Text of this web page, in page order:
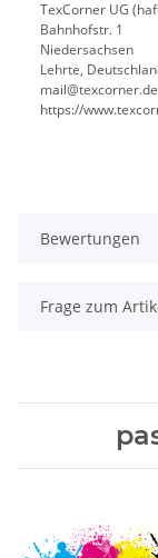
TexCorner UG
Bahnhofstr. 1
Niedersachsen
Lehrte,
mail@texcorner.de
https://
Bewertungen
Frage zum